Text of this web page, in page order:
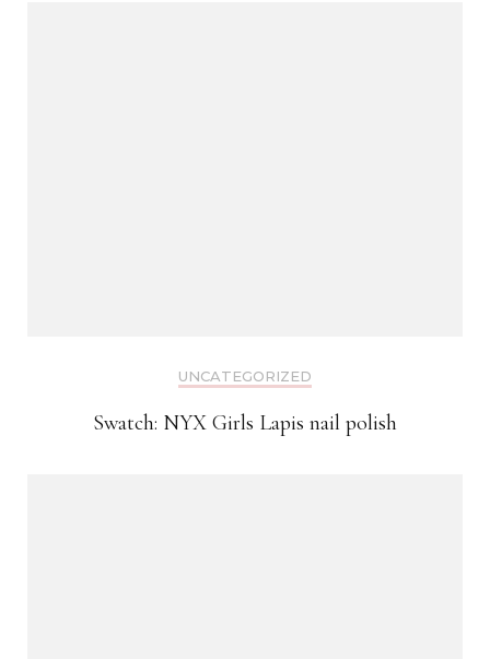
UNCATEGORIZED
Swatch: NYX Girls Lapis nail polish